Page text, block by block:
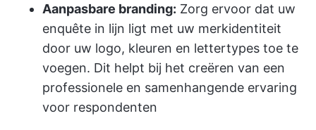
Aanpasbare branding: Zorg ervoor dat uw
enquête in lijn ligt met uw merkidentiteit
door uw logo, kleuren en lettertypes toe te
voegen. Dit helpt bij het creëren van een
professionele en samenhangende ervaring
voor respondenten